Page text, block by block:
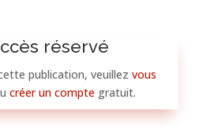
réservé
publication, veuillezvous
créer un compte gratuit.